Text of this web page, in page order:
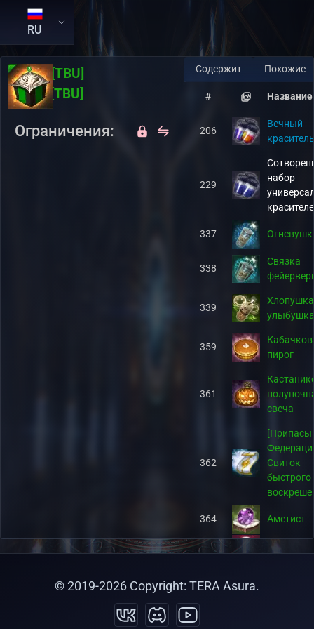
RU
RU: [TBU]
EN:[TBU]
Ограничения:
Содержит Похожие
# Название
206
Вечный
краситель
229
набор
337
338
Связка
339
улыбушка
359
пирог
361
свеча
362
[Припасы
Свиток
быстрого
364 Аметист
365
© 2019-2026 Copyright: TERA Asura.